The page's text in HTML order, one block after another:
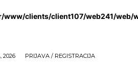
www/clients/client107/web241/
2026 PRIJAVA / REGISTRACIJA